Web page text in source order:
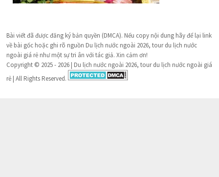
Bài viết đã được đăng ký bản quyền (DMCA). Nếu copy nội dung hãy để lại link
về bài gốc hoặc ghi rõ nguồn Du lịch nước ngoài 2026, tour du lịch nước
ngoài giá rẻ như một sự tri ân với tác giả. Xin cảm ơn!
Copyright © 2025 - 2026 | Du lịch nước ngoài 2026, tour du lịch nước ngoài giá
rẻ | All Rights Reserved.